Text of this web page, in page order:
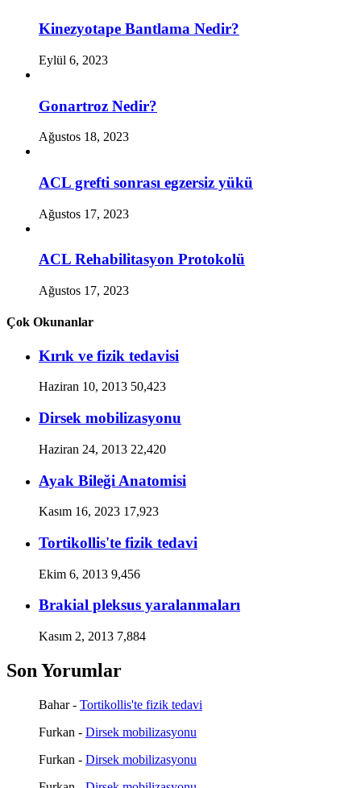
Kinezyotape Bantlama Nedir?
Eylül 6, 2023
Gonartroz Nedir?
Ağustos 18, 2023
ACL grefti sonrası egzersiz yükü
Ağustos 17, 2023
ACL Rehabilitasyon Protokolü
Ağustos 17, 2023
Çok Okunanlar
Kırık ve fizik tedavisi
Haziran 10, 2013 50,423
Dirsek mobilizasyonu
Haziran 24, 2013 22,420
Ayak Bileği Anatomisi
Kasım 16, 2023 17,923
Tortikollis'te fizik tedavi
Ekim 6, 2013 9,456
Brakial pleksus yaralanmaları
Kasım 2, 2013 7,884
Son Yorumlar
Bahar- Tortikollis'te fizik tedavi
Furkan - Dirsek mobilizasyonu
Furkan - Dirsek mobilizasyonu